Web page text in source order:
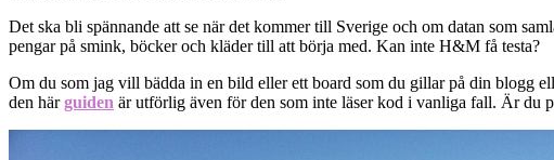
Det ska bli spännande att se när det kommer till Sverige och om datan som
pengar på smink, böcker och kläder till att börja med. Kan inte H&M få testa?
Om du som jag vill bädda in en bild eller ett board som du gillar på din blogg
den härguiden är utförlig även för den som inte läser kod i vanliga fall. Är du